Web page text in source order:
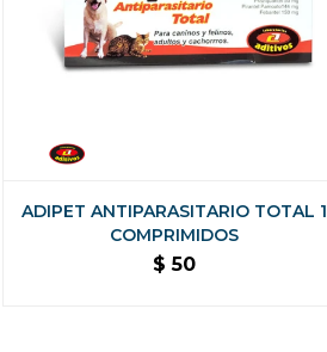
ADIPET ANTIPARASITARIO TOTAL 1
COMPRIMIDOS
$ 50